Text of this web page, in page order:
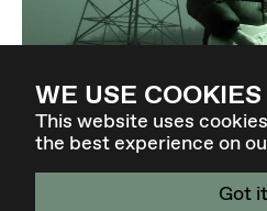
WE USE COOKIES
This website uses
the best experience on
Got
PAVEL MILYAKOV